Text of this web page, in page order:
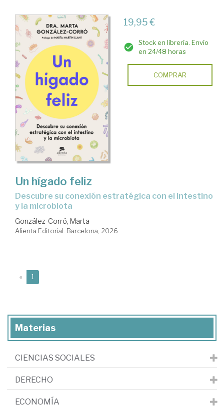
19,95 €
Stock en librería. Envío
en 24/48 horas
COMPRAR
Un hígado feliz
Descubre su conexión estratégica con el intestino
y la microbiota
González-Corró, Marta
Alienta Editorial. Barcelona, 2026
« 1
Materias
CIENCIAS SOCIALES
DERECHO
ECONOMÍA